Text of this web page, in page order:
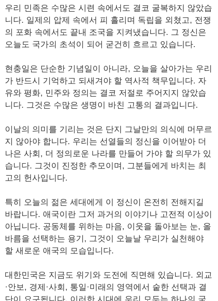
우리 민족은 수많은 시련 속에서도 결코 굴복하지 않았습
니다. 일제의 압제 속에서 피 흘리며 독립을 외쳤고, 전쟁
의 포화 속에서도 끝내 조국을 지켜냈습니다. 그 정신은
오늘도 국가의 초석이 되어 굳건히 흐르고 있습니다.
현충일은 단순한 기념일이 아니라, 오늘을 살아가는 우리
가 반드시 기억하고 되새겨야 할 역사적 책무입니다. 자
유와 평화, 민주와 정의는 결코 저절로 주어지지 않았습
니다. 그것은 수많은 생명이 바친 고통의 결과입니다.
이날의 의미를 기리는 것은 단지 그날만의 의식에 머무르
지 않아야 합니다. 우리는 선열들의 정신을 이어받아 더
나은 사회, 더 정의로운 나라를 만들어 가야 할 의무가 있
습니다. 그것이 진정한 추모이며, 그분들에게 바치는 최
고의 헌사입니다.
특히 오늘의 젊은 세대에게 이 정신이 온전히 전해지길
바랍니다. 애국이란 그저 과거의 이야기나 고전적 이상이
아닙니다. 공동체를 위하는 마음, 이웃을 돌아보는 눈, 올
바름을 선택하는 용기, 그것이 오늘날 우리가 실천해야
할 새로운 애국의 모습입니다.
대한민국은 지금도 위기와 도전에 직면해 있습니다. 외교
·안보, 경제·사회, 통일·미래의 영역에서 숱한 선택과 결